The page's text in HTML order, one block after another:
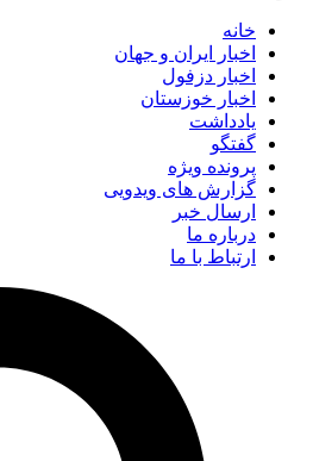
خانه
اخبار ایران و جهان
اخبار دزفول
اخبار خوزستان
یادداشت
گفتگو
پرونده ویژه
گزارش های ویدویی
ارسال خبر
درباره ما
ارتباط با ما